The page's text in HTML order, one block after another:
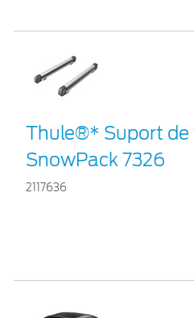
Thule®* Suport de
SnowPack 7326
2117636